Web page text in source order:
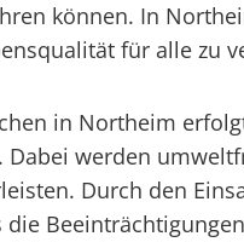
können. In
für alle zu
in Northeim
werden
Durch den